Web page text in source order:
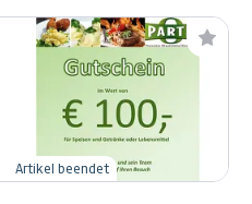
Artikel beendet